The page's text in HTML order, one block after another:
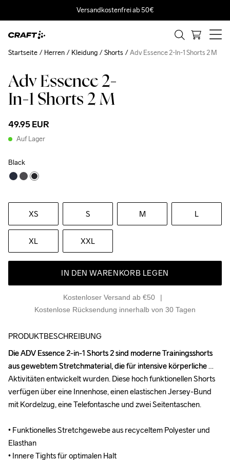
Versandkostenfrei ab 50€
Adv Essence 2-
In-1 Shorts 2 M
49.95 EUR
Auf Lager
Black
XS S M L
XL XXL
IN DEN WARENKORB LEGEN
Kostenloser Versand ab €50
Kostenlose Rücksendung innerhalb von 30 Tagen
Startseite Herren Kleidung Shorts Adv Essence 2-In-1 Shorts 2 M
PRODUKTBESCHREIBUNG
Die ADV Essence 2-in-1 Shorts 2 sind moderne Trainingsshorts
aus gewebtem Stretchmaterial, die für intensive körperliche
Aktivitäten entwickelt wurden. Diese hoch funktionellen Shorts
verfügen über eine Innenhose, einen elastischen Jersey-Bund
mit Kordelzug, eine Telefontasche und zwei Seitentaschen.
• Funktionelles Stretchgewebe aus recyceltem Polyester und
Elasthan
• Innere Tights für optimalen Halt
Die ADV Essence 2-in-1 Shorts 2 sind moderne Trainingsshorts
aus gewebtem Stretchmaterial, die für intensive körperliche
Aktivitäten entwickelt wurden. Diese hoch funktionellen Shorts
verfügen über eine Innenhose, einen elastischen Jersey-Bund
mit Kordelzug, eine Telefontasche und zwei Seitentaschen.
• Funktionelles Stretchgewebe aus recyceltem Polyester und
Elasthan
• Innere Tights für optimalen Halt